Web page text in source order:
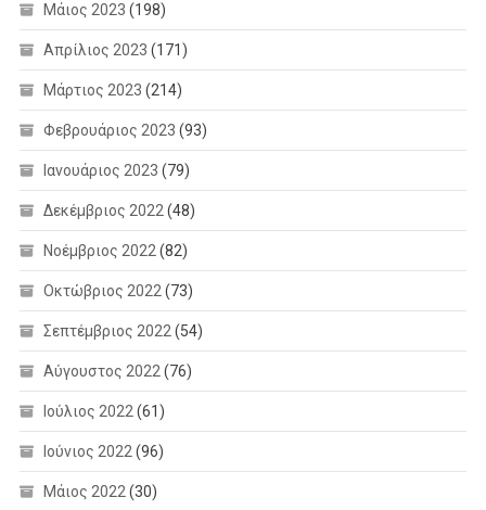
Μάιος 2023 (198)
Απρίλιος 2023 (171)
Μάρτιος 2023 (214)
Φεβρουάριος 2023 (93)
Ιανουάριος 2023 (79)
Δεκέμβριος 2022(48)
Νοέμβριος 2022(82)
Οκτώβριος 2022(73)
Σεπτέμβριος 2022(54)
Αύγουστος 2022(76)
Ιούλιος 2022(61)
Ιούνιος 2022(96)
Μάιος 2022(30)